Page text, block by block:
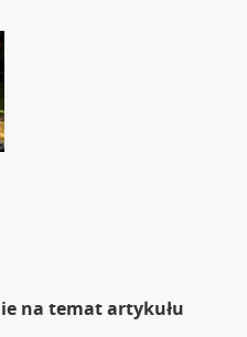
na temat artykułu